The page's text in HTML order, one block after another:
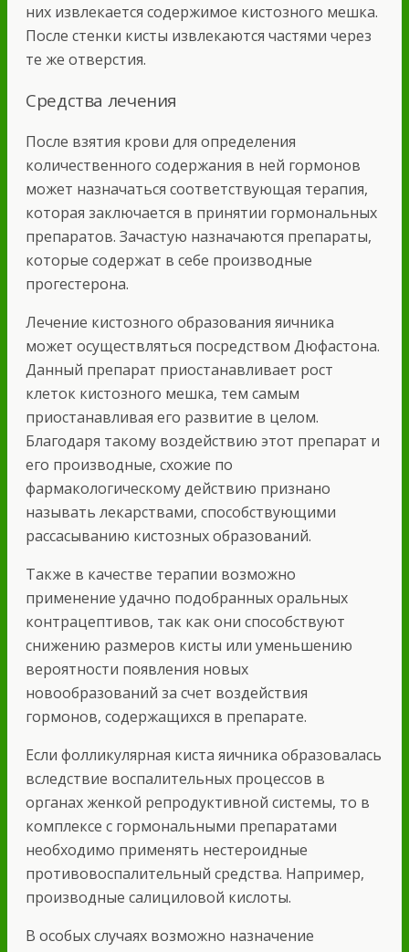
них извлекается содержимое кистозного мешка.
После стенки кисты извлекаются частями через
те же отверстия.
Средства лечения
После взятия крови для определения
количественного содержания в ней гормонов
может назначаться соответствующая терапия,
которая заключается в принятии гормональных
препаратов. Зачастую назначаются препараты,
которые содержат в себе производные
прогестерона.
Лечение кистозного образования яичника
может осуществляться посредством Дюфастона.
Данный препарат приостанавливает рост
клеток кистозного мешка, тем самым
приостанавливая его развитие в целом.
Благодаря такому воздействию этот препарат и
его производные, схожие по
фармакологическому действию признано
называть лекарствами, способствующими
рассасыванию кистозных образований.
Также в качестве терапии возможно
применение удачно подобранных оральных
контрацептивов, так как они способствуют
снижению размеров кисты или уменьшению
вероятности появления новых
новообразований за счет воздействия
гормонов, содержащихся в препарате.
Если фолликулярная киста яичника образовалась
вследствие воспалительных процессов в
органах женкой репродуктивной системы, то в
комплексе с гормональными препаратами
необходимо применять нестероидные
противовоспалительный средства. Например,
производные салициловой кислоты.
В особых случаях возможно назначение